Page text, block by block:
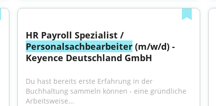
HR Payroll Spezialist /
Personalsachbearbeiter (m/w/d) -
Keyence Deutschland GmbH
Du hast bereits erste Erfahrung in der
Buchhaltung sammeln können - eine gründliche
Arbeitsweise...